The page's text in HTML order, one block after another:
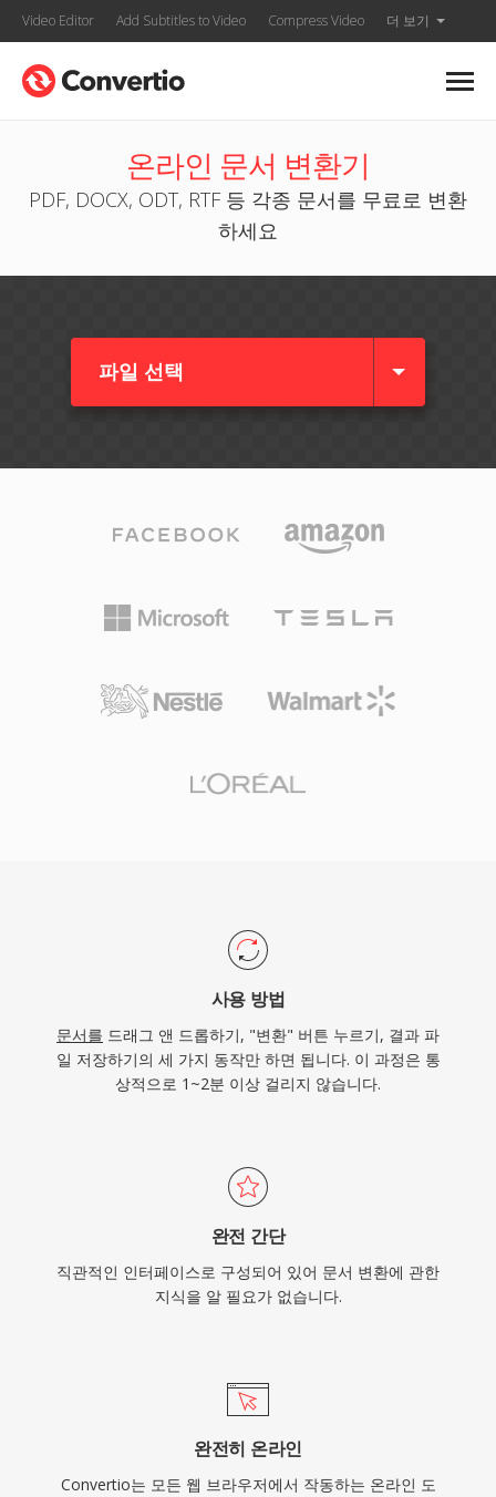
Video Editor Add Subtitles to Video Compress Video 더 보기
온라인 문서 변환기
PDF, DOCX, ODT, RTF 등 각종 문서를 무료로 변환
하세요
파일 선택
사용 방법
문서를 드래그 앤 드롭하기, "변환" 버튼 누르기, 결과 파
일 저장하기의 세 가지 동작만 하면 됩니다. 이 과정은 통
상적으로 1~2분 이상 걸리지 않습니다.
완전 간단
직관적인 인터페이스로 구성되어 있어 문서 변환에 관한
지식을 알 필요가 없습니다.
완전히 온라인
Convertio는 모든 웹 브라우저에서 작동하는 온라인 도